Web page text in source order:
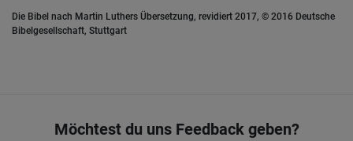
Die Bibel nach Martin Luthers Übersetzung, revidiert 2017, © 2016 Deutsche
Bibelgesellschaft, Stuttgart
Möchtest du uns Feedback geben?